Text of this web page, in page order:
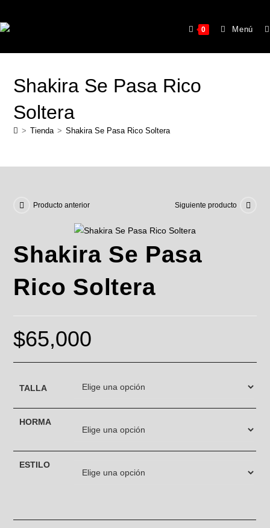
0 Menú
Shakira Se Pasa Rico
Soltera
> Tienda > Shakira Se Pasa Rico Soltera
Producto anterior Siguiente producto
Shakira Se Pasa
Rico Soltera
$65,000
TALLA
HORMA
ESTILO